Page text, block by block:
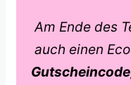
Am Ende des
auch einen
Gutscheincode